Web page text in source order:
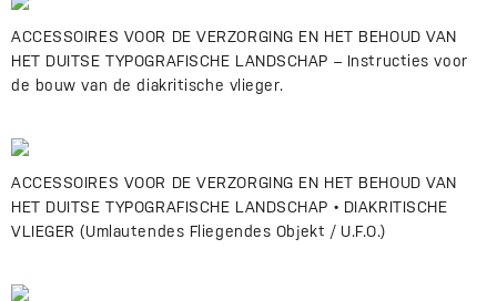
ACCESSOIRES VOOR DE VERZORGING EN HET BEHOUD VAN
HET DUITSE TYPOGRAFISCHE LANDSCHAP – Instructies voor
de bouw van de diakritische vlieger.
ACCESSOIRES VOOR DE VERZORGING EN HET BEHOUD VAN
HET DUITSE TYPOGRAFISCHE LANDSCHAP • DIAKRITISCHE
VLIEGER (Umlautendes Fliegendes Objekt / U.F.O.)